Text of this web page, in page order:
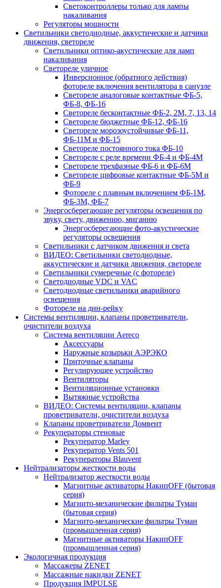
Светоконтроллеры только для лампы
накаливания
Регуляторы мощности
Светильники светодиодные, аккустические и датчики
движения, светореле
Светильники оптико-акустические для ламп
накаливания
Светореле уличное
Инверсионное (обратного действия)
фотореле включения вентилятора в санузле
Светореле аналоговые контактные ФБ-5,
ФБ-8, ФБ-16
Светореле бесконтактные ФБ-2, 2М, 7, 13, 14
Светореле бюджетные ФБ-12, ФБ-16
Светореле морозоустойчивые ФБ-11,
ФБ-11М и ФБ-15
Светореле постоянного тока ФБ-10
Светореле с реле времени ФБ-4 и ФБ-4М
Светореле трехфазные ФБ-6 и ФБ-6М
Светореле цифровые контактные ФБ-5М и
ФБ-9
Фотореле с плавным включением ФБ-1М,
ФБ-3М, ФБ-7
Энергосберегающие регуляторы освещения по
звуку, свету, движению, миганию
Энергосберегающие фото-акустические
регуляторы освещения
Светильники с датчиком движения и света
ВИДЕО: Светильники светодиодные,
аккустические и датчики движения, светореле
Светильники сумеречные (с фотореле)
Светодиодные VDC и VAC
Светодиодные светильники аварийного
освещения
Фотореле на дин-рейку
Системы вентиляции, клапаны проветриватели,
очистители воздуха
Система вентиляции Aereco
Аксессуары
Наружные козырьки АЭРЭКО
Приточные клапаны
Регулирующее устройство
Вентиляторы
Вентиляционные установки
Вытяжные устройства
ВИДЕО: Системы вентиляции, клапаны
проветриватели, очистители воздуха
Клапаны проветриватели Домвент
Рекуператоры стеновые
Рекуператор Marley
Рекуператор Vents 501
Рекуператоры Blauvent
Нейтрализаторы жесткости воды
Нейтрализатор жесткости воды
Магнитные активаторы НакипOFF (бытовая
серия)
Магнито-механические фильтры Туман
(бытовая серия)
Магнито-механические фильтры Туман
(промышленная серия)
Магнитные активаторы НакипOFF
(промышленная серия)
Экологичная продукция
Массажеры ZENET
Массажные накидки ZENET
Продукция IMPULSE